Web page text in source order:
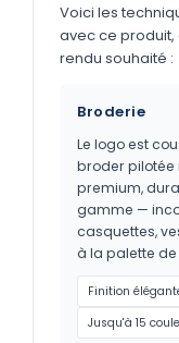
Voici les
avec ce produit,
rendu souhaité :
Broderie
Le logo est
broder pilotée
premium,
gamme —
casquettes,
à la palette
Finition
Jusqu'à 15